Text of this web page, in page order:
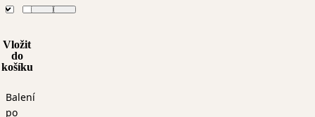
Vložit
do
košíku
Balení
po